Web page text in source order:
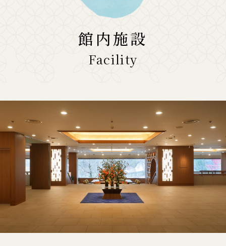
館内施設
Facility